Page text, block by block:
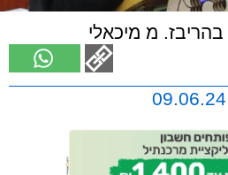
מ מיכאלי